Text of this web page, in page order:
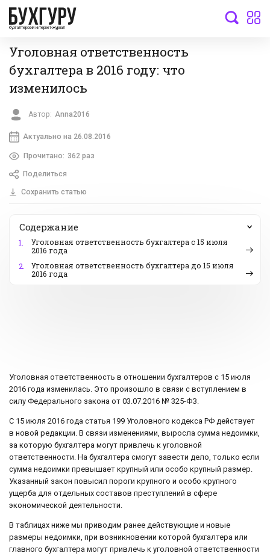
бухгалтерский интернет-журнал
Уголовная ответственность
бухгалтера в 2016 году: что
изменилось
Автор: Anna2016
Актуально на 26.08.2016
Прочитано: 362 раз
Поделиться
Сохранить статью
Содержание
1.
Уголовная ответственность бухгалтера с 15 июля
2016 года
2.
Уголовная ответственность бухгалтера до 15 июля
2016 года
Уголовная ответственность в отношении бухгалтеров с 15 июля
2016 года изменилась. Это произошло в связи с вступлением в
силу Федерального закона от 03.07.2016 № 325-ФЗ.
С 15 июля 2016 года статья 199 Уголовного кодекса РФ действует
в новой редакции. В связи изменениями, выросла сумма недоимки,
за которую бухгалтера могут привлечь к уголовной
ответственности. На бухгалтера смогут завести дело, только если
сумма недоимки превышает крупный или особо крупный размер.
Указанный закон повысил пороги крупного и особо крупного
ущерба для отдельных составов преступлений в сфере
экономической деятельности.
В таблицах ниже мы приводим ранее действующие и новые
размеры недоимки, при возникновении которой бухгалтера или
главного бухгалтера могут привлечь к уголовной ответственности